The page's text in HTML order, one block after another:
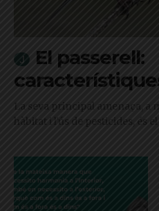
El passerell:
La seva principal amenaça, a
hàbitat i l'ús de pesticides, és